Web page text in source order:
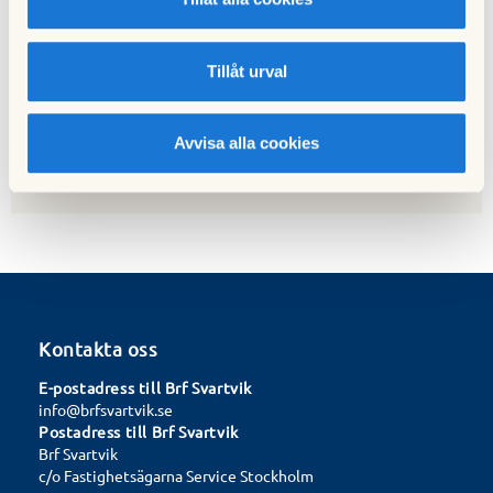
Tillåt urval
Avvisa alla cookies
25 oktober 2025
Kontakta oss
E-postadress till Brf Svartvik
info@brfsvartvik.se
Postadress till Brf Svartvik
Brf Svartvik
c/o Fastighetsägarna Service Stockholm